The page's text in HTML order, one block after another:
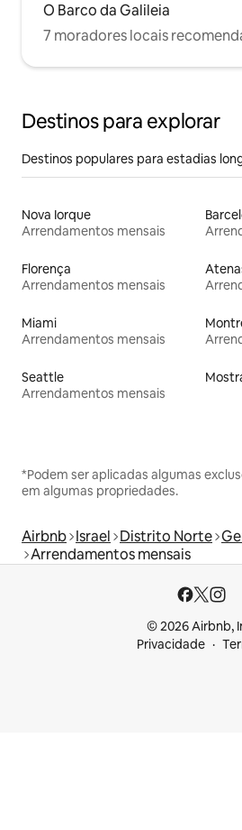
O Barco da Galileia
7 moradores locais
Destinos para explorar
Destinos populares para estadias
Nova Iorque
Arrendamentos mensais
Florença
Arrendamentos mensais
Miami
Arrendamentos mensais
Seattle
Arrendamentos mensais
*Podem ser aplicadas algumas
em algumas propriedades.
Airbnb Israel Distrito Norte
Arrendamentos mensais
© 2026 Airbnb,
Privacidade